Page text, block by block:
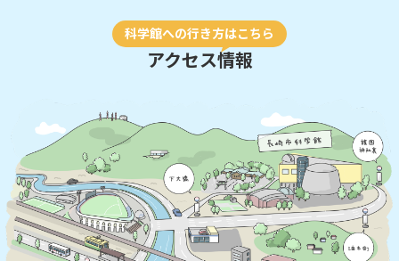
科学館への行き方はこちら
アクセス情報